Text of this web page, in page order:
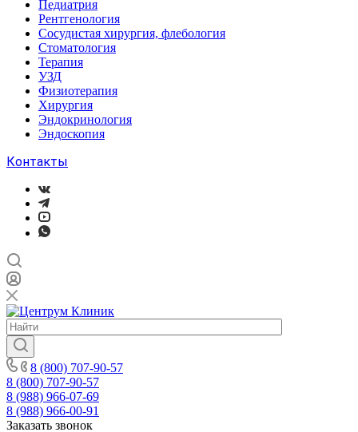
Педиатрия
Рентгенология
Сосудистая хирургия, флебология
Стоматология
Терапия
УЗД
Физиотерапия
Хирургия
Эндокринология
Эндоскопия
Контакты
8 (800) 707-90-57
8 (800) 707-90-57
8 (988) 966-07-69
8 (988) 966-00-91
Заказать звонок